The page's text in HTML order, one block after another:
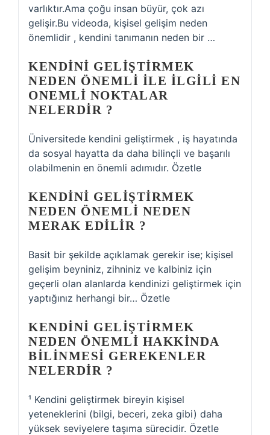
varlıktır.Ama çoğu insan büyür, çok azı
gelişir.Bu videoda, kişisel gelişim neden
önemlidir , kendini tanımanın neden bir …
KENDINI GELIŞTIRMEK
NEDEN ÖNEMLI ILE ILGILI EN
ONEMLI NOKTALAR
NELERDIR ?
Üniversitede kendini geliştirmek , iş hayatında
da sosyal hayatta da daha bilinçli ve başarılı
olabilmenin en önemli adımıdır. Özetle
KENDINI GELIŞTIRMEK
NEDEN ÖNEMLI NEDEN
MERAK EDILIR ?
Basit bir şekilde açıklamak gerekir ise; kişisel
gelişim beyniniz, zihniniz ve kalbiniz için
geçerli olan alanlarda kendinizi geliştirmek için
yaptığınız herhangi bir… Özetle
KENDINI GELIŞTIRMEK
NEDEN ÖNEMLI HAKKINDA
BILINMESI GEREKENLER
NELERDIR ?
¹ Kendini geliştirmek bireyin kişisel
yeteneklerini (bilgi, beceri, zeka gibi) daha
yüksek seviyelere taşıma sürecidir. Özetle